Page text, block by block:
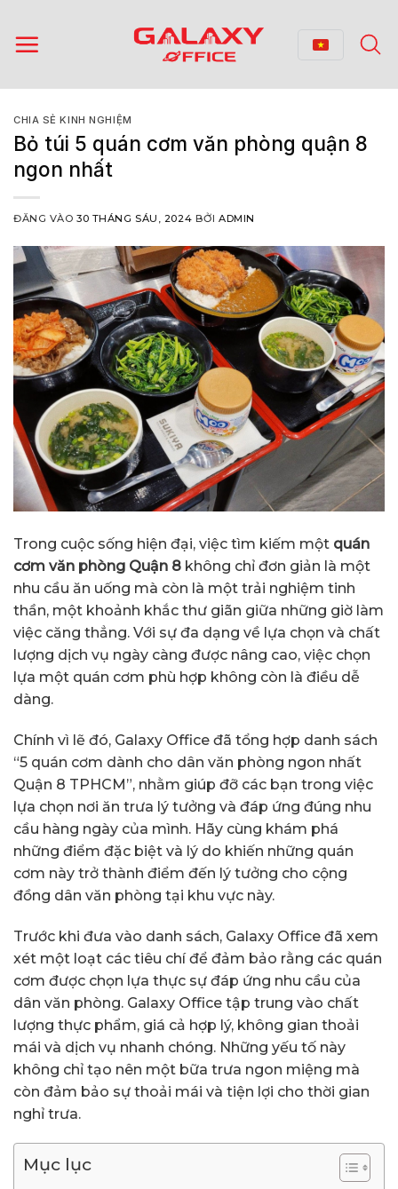
qua
nội
CHIA SẺ KINH NGHIỆM
Bỏ túi 5 quán cơm văn phòng quận 8
ngon nhất
ĐĂNG VÀO30 THÁNG SÁU, 2024 BỞI ADMIN
Trong cuộc sống hiện đại, việc tìm kiếm một quán
cơm văn phòng Quận 8 không chỉ đơn giản là một
nhu cầu ăn uống mà còn là một trải nghiệm tinh
thần, một khoảnh khắc thư giãn giữa những giờ làm
việc căng thẳng. Với sự đa dạng về lựa chọn và chất
lượng dịch vụ ngày càng được nâng cao, việc chọn
lựa một quán cơm phù hợp không còn là điều dễ
dàng.
Chính vì lẽ đó, Galaxy Office đã tổng hợp danh sách
“5 quán cơm dành cho dân văn phòng ngon nhất
Quận 8 TPHCM”, nhằm giúp đỡ các bạn trong việc
lựa chọn nơi ăn trưa lý tưởng và đáp ứng đúng nhu
cầu hàng ngày của mình. Hãy cùng khám phá
những điểm đặc biệt và lý do khiến những quán
cơm này trở thành điểm đến lý tưởng cho cộng
đồng dân văn phòng tại khu vực này.
Trước khi đưa vào danh sách, Galaxy Office đã xem
xét một loạt các tiêu chí để đảm bảo rằng các quán
cơm được chọn lựa thực sự đáp ứng nhu cầu của
dân văn phòng. Galaxy Office tập trung vào chất
lượng thực phẩm, giá cả hợp lý, không gian thoải
mái và dịch vụ nhanh chóng. Những yếu tố này
không chỉ tạo nên một bữa trưa ngon miệng mà
còn đảm bảo sự thoải mái và tiện lợi cho thời gian
nghỉ trưa.
Mục lục